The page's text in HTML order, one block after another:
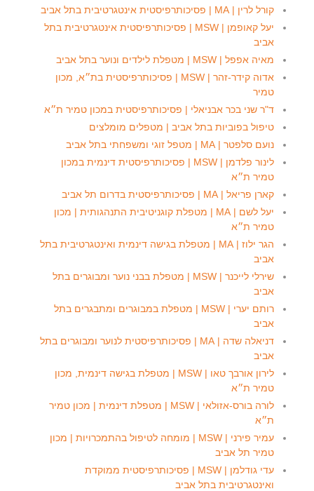
קורל לרין | MA | פסיכותרפיסטית אינטגרטיבית בתל אביב
יעל קאופמן | MSW | פסיכותרפיסטית אינטגרטיבית בתל
אביב
מאיה אפפל | MSW | מטפלת לילדים ונוער בתל אביב
אדוה קידר-זהר | MSW | פסיכותרפיסטית בת״א, מכון
טמיר
ד"ר שני בכר אבניאלי | פסיכותרפיסטית במכון טמיר ת״א
טיפול בפוביות בתל אביב | מטפלים מומלצים
נועם סלפטר | MA | מטפל זוגי ומשפחתי בתל אביב
לינור פלדמן | MSW | פסיכותרפיסטית דינמית במכון
טמיר ת״א
קארן פריאל | MA | פסיכותרפיסטית בדרום תל אביב
יעל לשם | MA | מטפלת קוגניטיבית התנהגותית | מכון
טמיר ת״א
הגר ילוז | MA | מטפלת בגישה דינמית ואינטגרטיבית בתל
אביב
שירלי לייכנר | MSW | מטפלת בבני נוער ומבוגרים בתל
אביב
רותם יערי | MSW | מטפלת במבוגרים ומתבגרים בתל
אביב
דניאלה שדה | MA | פסיכותרפיסטית לנוער ומבוגרים בתל
אביב
לירון אורבך טאו | MSW | מטפלת בגישה דינמית, מכון
טמיר ת״א
לורה בורס-אזולאי | MSW | מטפלת דינמית | מכון טמיר
ת״א
עמיר פירני | MSW | מומחה לטיפול בהתמכרויות | מכון
טמיר תל אביב
עדי גודלמן | MSW | פסיכותרפיסטית ממוקדת
ואינטגרטיבית בתל אביב